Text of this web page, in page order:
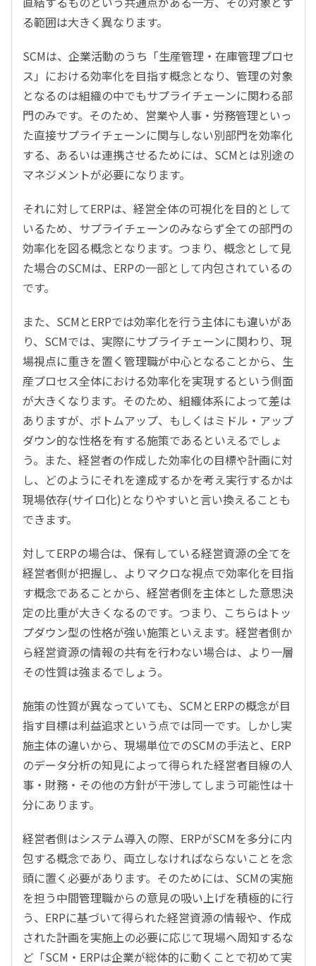
る範囲は大きく異なります。
SCMは、企業活動のうち「生産管理・在庫管理プロセ
ス」における効率化を目指す概念となり、管理の対象
となるのは組織の中でもサプライチェーンに関わる部
門のみです。そのため、営業や人事・労務管理といっ
た直接サプライチェーンに関与しない別部門を効率化
する、あるいは連携させるためには、SCMとは別途の
マネジメントが必要になります。
それに対してERPは、経営全体の可視化を目的として
いるため、サプライチェーンのみならず全ての部門の
効率化を図る概念となります。つまり、概念として見
た場合のSCMは、ERPの一部として内包されているの
です。
また、SCMとERPでは効率化を行う主体にも違いがあ
り、SCMでは、実際にサプライチェーンに関わり、現
場視点に重きを置く管理職が中心となることから、生
産プロセス全体における効率化を実現するという側面
が大きくなります。そのため、組織体系によって差は
ありますが、ボトムアップ、もしくはミドル・アップ
ダウン的な性格を有する施策であるといえるでしょ
う。また、経営者の作成した効率化の目標や計画に対
し、どのようにそれを達成するかを考え実行するかは
現場依存(サイロ化)となりやすいと言い換えることも
できます。
対してERPの場合は、保有している経営資源の全てを
経営者側が把握し、よりマクロな視点で効率化を目指
す概念であることから、経営者側を主体とした意思決
定の比重が大きくなるのです。つまり、こちらはトッ
プダウン型の性格が強い施策といえます。経営者側か
ら経営資源の情報の共有を行わない場合は、より一層
その性質は強まるでしょう。
施策の性質が異なっていても、SCMとERPの概念が目
指す目標は利益追求という点では同一です。しかし実
施主体の違いから、現場単位でのSCMの手法と、ERP
のデータ分析の知見によって得られた経営者目線の人
事・財務・その他の方針が干渉してしまう可能性は十
分にあります。
経営者側はシステム導入の際、ERPがSCMを多分に内
包する概念であり、両立しなければならないことを念
頭に置く必要があります。そのためには、SCMの実施
を担う中間管理職からの意見の吸い上げを積極的に行
う、ERPに基づいて得られた経営資源の情報や、作成
された計画を実施上の必要に応じて現場へ周知するな
ど「SCM・ERPは企業が総体的に動くことで初めて実